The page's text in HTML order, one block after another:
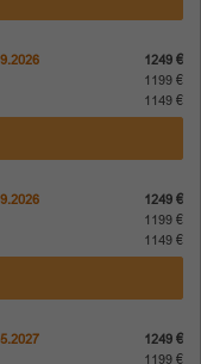
1249 €
1199 €
1149 €
1249 €
1199 €
1149 €
1249 €
1199 €